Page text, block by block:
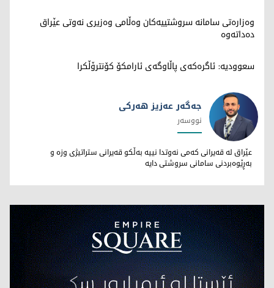
وەزارەتی سامانە سروشتییەکان وەڵامی وەزیری نەوتی عێراق
دەداتەوە
سعوودیە: ئاگرەکەی پاڵاوگەی ئارامکۆ کۆنترۆڵکرا
جەگەر عەزیز هەرکی
جەگەر عەزیز هەرکی
نووسەر
عێراق لە قەیرانی کەمی نەوتدا نییە بەڵکو قەیرانی ستراتیژی وزە و
بەڕێوەبردنی سامانی سروشتی دایە